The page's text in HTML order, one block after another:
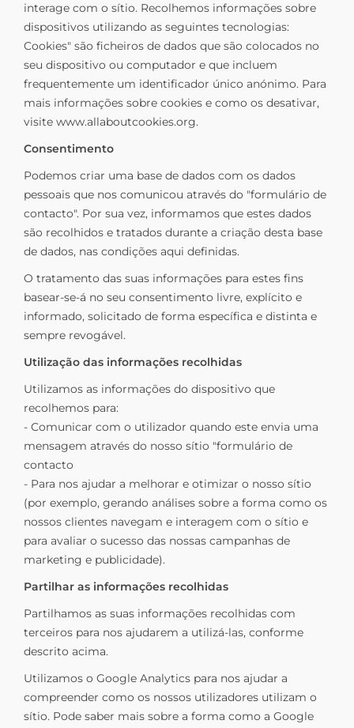
interage com o sítio. Recolhemos informações sobre
dispositivos utilizando as seguintes tecnologias:
Cookies" são ficheiros de dados que são colocados no
seu dispositivo ou computador e que incluem
frequentemente um identificador único anónimo. Para
mais informações sobre cookies e como os desativar,
visite www.allaboutcookies.org.
Consentimento
Podemos criar uma base de dados com os dados
pessoais que nos comunicou através do "formulário de
contacto". Por sua vez, informamos que estes dados
são recolhidos e tratados durante a criação desta base
de dados, nas condições aqui definidas.
O tratamento das suas informações para estes fins
basear-se-á no seu consentimento livre, explícito e
informado, solicitado de forma específica e distinta e
sempre revogável.
Utilização das informações recolhidas
Utilizamos as informações do dispositivo que
recolhemos para:
- Comunicar com o utilizador quando este envia uma
mensagem através do nosso sítio "formulário de
contacto
- Para nos ajudar a melhorar e otimizar o nosso sítio
(por exemplo, gerando análises sobre a forma como os
nossos clientes navegam e interagem com o sítio e
para avaliar o sucesso das nossas campanhas de
marketing e publicidade).
Partilhar as informações recolhidas
Partilhamos as suas informações recolhidas com
terceiros para nos ajudarem a utilizá-las, conforme
descrito acima.
Utilizamos o Google Analytics para nos ajudar a
compreender como os nossos utilizadores utilizam o
sítio. Pode saber mais sobre a forma como a Google